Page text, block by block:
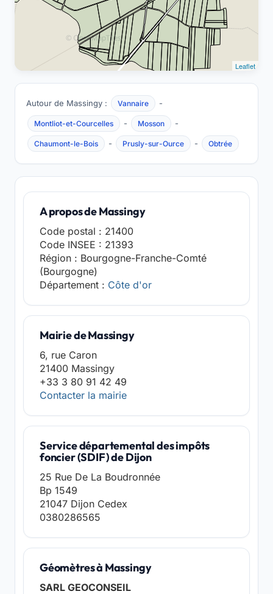
Leaflet
Autour de Massingy : Vannaire -
Montliot-et-Courcelles - Mosson -
Chaumont-le-Bois - Prusly-sur-Ource - Obtrée
A propos de Massingy
Code postal : 21400
Code INSEE : 21393
Région : Bourgogne-Franche-Comté
(Bourgogne)
Département : Côte d'or
Mairie de Massingy
6, rue Caron
21400 Massingy
+33 3 80 91 42 49
Contacter la mairie
Service départemental des impôts
foncier (SDIF) de Dijon
25 Rue De La Boudronnée
Bp 1549
21047 Dijon Cedex
0380286565
Géomètres à Massingy
SARL GEOCONSEIL